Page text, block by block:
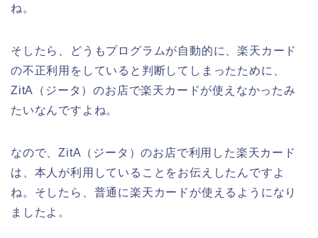
ね。
そしたら、どうもプログラムが自動的に、楽天カード
の不正利用をしていると判断してしまったために、
ZitA（ジータ）のお店で楽天カードが使えなかったみ
たいなんですよね。
なので、ZitA（ジータ）のお店で利用した楽天カード
は、本人が利用していることをお伝えしたんですよ
ね。そしたら、普通に楽天カードが使えるようになり
ましたよ。